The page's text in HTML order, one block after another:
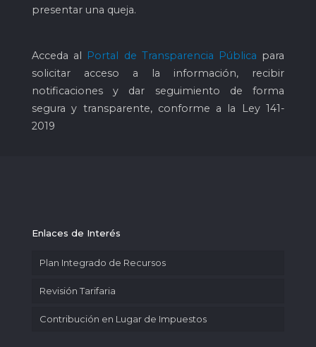
presentar una queja.
Acceda al Portal de Transparencia Pública para
solicitar acceso a la información, recibir
notificaciones y dar seguimiento de forma
segura y transparente, conforme a la Ley 141-
2019
Enlaces de Interés
Plan Integrado de Recursos
Revisión Tarifaria
Contribución en Lugar de Impuestos